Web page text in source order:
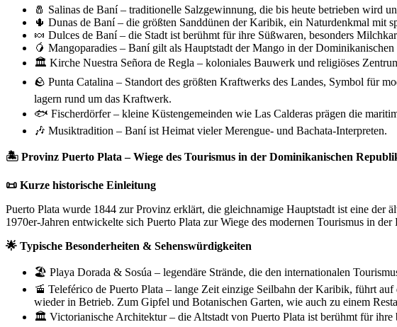
🧂 Salinas de Baní – traditionelle Salzgewinnung, die bis heute betrieben wird
🌵 Dunas de Baní – die größten Sanddünen der Karibik, ein Naturdenkmal mit
🍬 Dulces de Baní – die Stadt ist berühmt für ihre Süßwaren, besonders
🥭 Mangoparadies – Baní gilt als Hauptstadt der Mango in der
🏛️ Kirche Nuestra Señora de Regla – koloniales Bauwerk und religiöses
🪨 Punta Catalina – Standort des größten Kraftwerks des Landes, Symbol für
lagern rund um das Kraftwerk.
🐟 Fischerdörfer – kleine Küstengemeinden wie Las Calderas prägen die
🎶 Musiktradition – Baní ist Heimat vieler Merengue‑ und Bachata‑Interpreten.
🏝️ Provinz Puerto Plata – Wiege des Tourismus in der Dominikanischen
📜 Kurze historische Einleitung
Puerto Plata wurde 1844 zur Provinz erklärt, die gleichnamige Hauptstadt ist eine der
1970er‑Jahren entwickelte sich Puerto Plata zur Wiege des modernen Tourismus in
🌟 Typische Besonderheiten & Sehenswürdigkeiten
🏖️ Playa Dorada & Sosúa – legendäre Strände, die den internationalen
🚡 Teleférico de Puerto Plata – lange Zeit einzige Seilbahn der Karibik, führt
wieder in Betrieb. Zum Gipfel und Botanischen Garten, wie auch zu einem
🏛️ Victorianische Architektur – die Altstadt von Puerto Plata ist berühmt für